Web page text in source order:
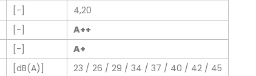
[-]
4,20
[-]
A++
[-]
A+
[dB(A)]
23 / 26 / 29 / 34 / 37 / 40 / 42 / 45